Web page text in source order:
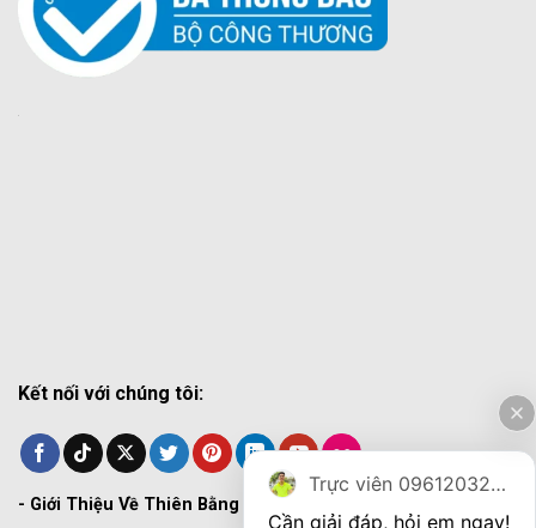
Kết nối với chúng tôi:
- Giới Thiệu Về Thiên Bằng
Trực viên 0961203270
Cần giải đáp, hỏi em ngay!